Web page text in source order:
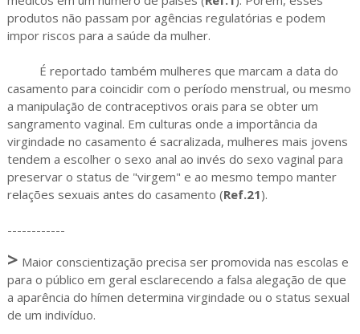
produtos não passam por agências regulatórias e podem
impor riscos para a saúde da mulher.
É reportado também mulheres que marcam a data do
casamento para coincidir com o período menstrual, ou mesmo
a manipulação de contraceptivos orais para se obter um
sangramento vaginal. Em culturas onde a importância da
virgindade no casamento é sacralizada, mulheres mais jovens
tendem a escolher o sexo anal ao invés do sexo vaginal para
preservar o status de "virgem" e ao mesmo tempo manter
relações sexuais antes do casamento (Ref.21).
------------
> Maior conscientização precisa ser promovida nas escolas e
para o público em geral esclarecendo a falsa alegação de que
a aparência do hímen determina virgindade ou o status sexual
de um indivíduo.